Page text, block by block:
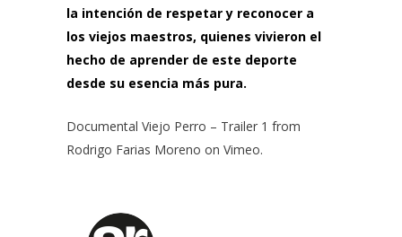
la intención de respetar y reconocer a
los viejos maestros, quienes vivieron el
hecho de aprender de este deporte
desde su esencia más pura.
Documental Viejo Perro – Trailer 1 from
Rodrigo Farias Moreno on Vimeo.